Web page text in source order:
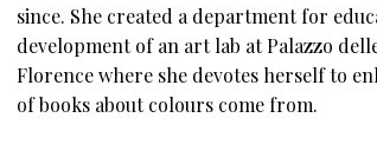
since. She created a department for
development of an art lab at Palazzo
Florence where she devotes herself to
of books about colours come from.